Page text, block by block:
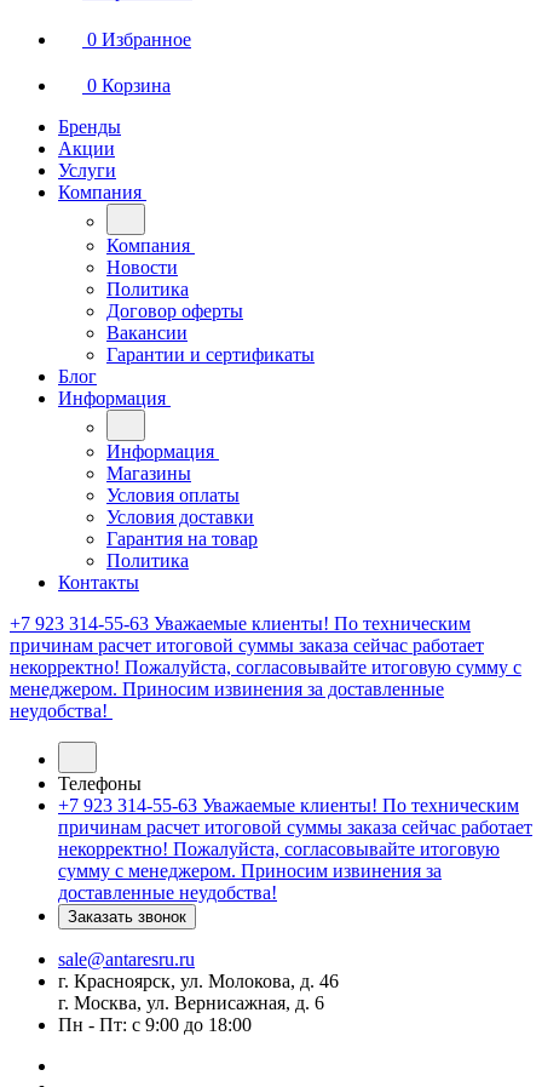
0 Избранное
0 Корзина
Бренды
Акции
Услуги
Компания
Компания
Новости
Политика
Договор оферты
Вакансии
Гарантии и сертификаты
Блог
Информация
Информация
Магазины
Условия оплаты
Условия доставки
Гарантия на товар
Политика
Контакты
+7 923 314-55-63 Уважаемые клиенты! По техническим
причинам расчет итоговой суммы заказа сейчас работает
некорректно! Пожалуйста, согласовывайте итоговую сумму с
менеджером. Приносим извинения за доставленные
неудобства!
Телефоны
+7 923 314-55-63 Уважаемые клиенты! По техническим
причинам расчет итоговой суммы заказа сейчас работает
некорректно! Пожалуйста, согласовывайте итоговую
сумму с менеджером. Приносим извинения за
доставленные неудобства!
Заказать звонок
sale@antaresru.ru
г. Красноярск, ул. Молокова, д. 46
г. Москва, ул. Вернисажная, д. 6
Пн - Пт: с 9:00 до 18:00